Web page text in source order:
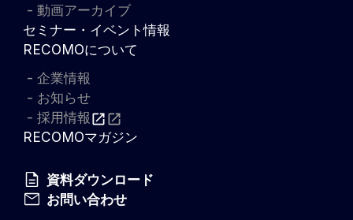
動画アーカイブ
セミナー・イベント情報
RECOMOについて
企業情報
お知らせ
採用情報
RECOMOマガジン
資料ダウンロード
お問い合わせ